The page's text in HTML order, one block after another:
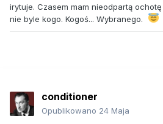
irytuje. Czasem mam nieodpartą
nie byle kogo. Kogoś... Wybranego.
conditioner
Opublikowano 24 Maja